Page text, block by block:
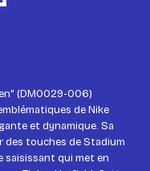
(DM0029-006)
de Nike
et dynamique. Sa
des touches de Stadium
saisissant qui met en